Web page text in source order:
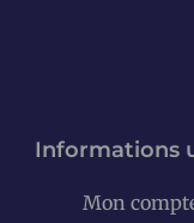
Informations
Mon